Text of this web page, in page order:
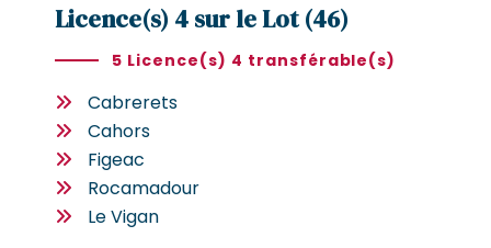
Licence(s) 4 sur le Lot (46)
5 Licence(s) 4 transférable(s)
Cabrerets
Cahors
Figeac
Rocamadour
Le Vigan